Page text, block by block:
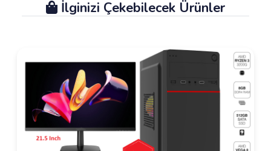
İlginizi Çekebilecek Ürünler